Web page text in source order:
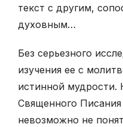
текст с другим,
духовным…
Без серьезного
изучения ее с
истинной мудрости.
Священного
невозможно не